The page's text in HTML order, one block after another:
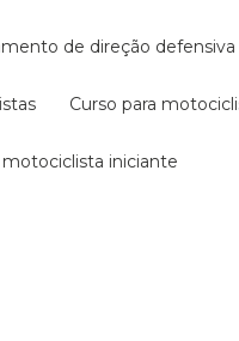
de direção
curso para
motociclista iniciante